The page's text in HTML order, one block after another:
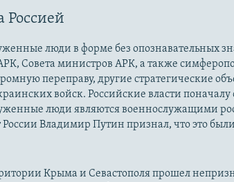
люди в форме без опознавательных
Совета министров АРК, а также
переправу, другие стратегические
войск. Российские власти поначалу
люди являются военнослужащими
Владимир Путин признал, что это
Крыма и Севастополя прошел